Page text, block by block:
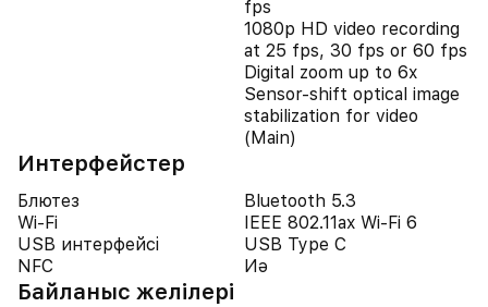
fps
1080p HD video recording
at 25 fps, 30 fps or 60 fps
Digital zoom up to 6x
Sensor-shift optical image
stabilization for video
(Main)
Интерфейстер
Блютез
Bluetooth 5.3
Wi-Fi
IEEE 802.11ax Wi-Fi 6
USB интерфейсі
USB Type C
NFC
Иә
Байланыс желілері